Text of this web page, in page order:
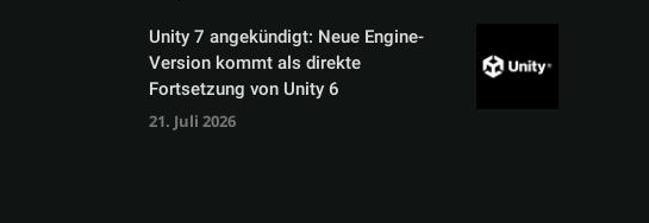
Unity 7 angekündigt: Neue Engine-
Version kommt als direkte
Fortsetzung von Unity 6
21. Juli 2026